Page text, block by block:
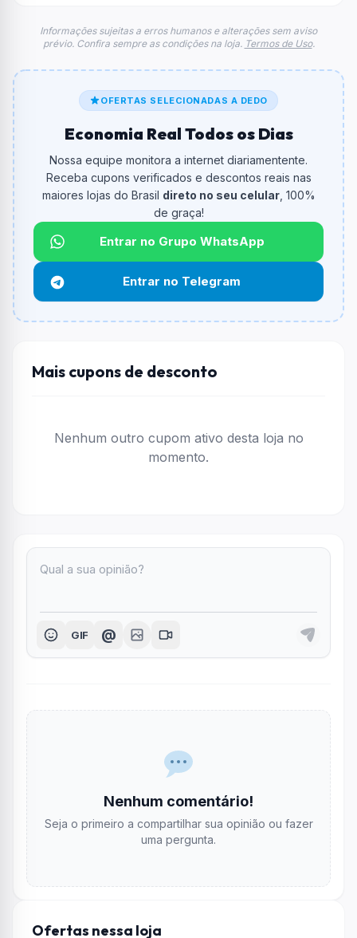
cupom.
FAQ – Cupom Dafiti
De quanto é o desconto?
O cupom dá20% OFF em compras.
Qual é o valor minimo de compra?
O valor minimo de compra é Não exigido ou Não
informado.
Qual é o desconto máximo?
Não informado ou sem limite.
Funciona em qualquer produto?
Não necessariamente. Depende de itens participantes
e alguns vendedores ou produtos especificos podem
Informações sujeitas a erros humanos e alterações sem aviso
prévio. Confira sempre as condições na loja. Termos de Uso.
OFERTAS SELECIONADAS A DEDO
Economia Real Todos os Dias
Nossa equipe monitora a internet diariamentente.
Receba cupons verificados e descontos reais nas
maiores lojas do Brasil direto no seu celular, 100%
de graça!
Entrar no Grupo WhatsApp
Entrar no Telegram
Mais cupons de desconto
Nenhum outro cupom ativo desta loja no
momento.
GIF @
Nenhum comentário!
Seja o primeiro a compartilhar sua opinião ou fazer
uma pergunta.
Ofertas nessa loja